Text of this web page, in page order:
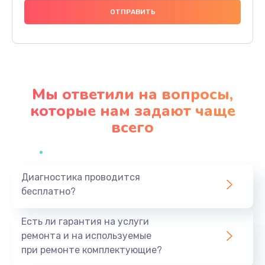
666 руб.
Заказать
Замена процессора телефона
Восстановление данных телефона
Заказать
Мы ответили на вопросы,
которые нам задают чаще
всего
Диагностика проводится
бесплатно?
Есть ли гарантия на услуги
ремонта и на используемые
при ремонте комплектующие?